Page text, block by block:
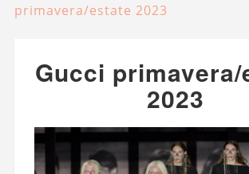
primavera/estate 2023
Gucci
2023